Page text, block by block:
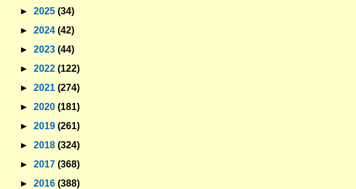
► 2025 (34)
► 2024 (42)
► 2023 (44)
► 2022 (122)
► 2021 (274)
► 2020 (181)
► 2019 (261)
► 2018 (324)
► 2017 (368)
► 2016 (388)